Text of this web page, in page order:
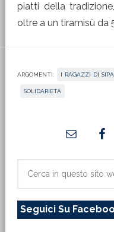
piatti della
oltre a un tiramisù da
ARGOMENTI: I RAGAZZI DI
SOLIDARIETÀ
primaria
sito
Seguici Su